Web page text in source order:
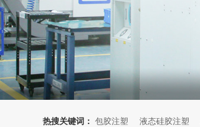
热搜关键词： 包胶注塑 液态硅胶注塑